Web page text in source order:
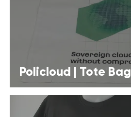
Policloud | Tote Bag